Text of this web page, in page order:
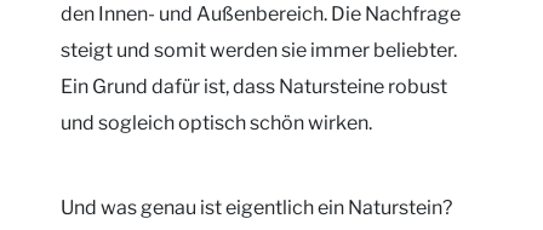
den Innen- und Außenbereich. Die Nachfrage
steigt und somit werden sie immer beliebter.
Ein Grund dafür ist, dass Natursteine robust
und sogleich optisch schön wirken.
Und was genau ist eigentlich ein Naturstein?